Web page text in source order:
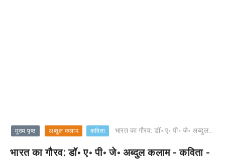
मुख्य पृष्ठ अब्दुल कलाम कविता भारत का गौरव: डॉ॰ ए॰ पी॰ जे॰ अब्दुल कलाम - कविता - राघवेंद्र सिंह
भारत का गौरव: डॉ॰ ए॰ पी॰ जे॰ अब्दुल कलाम - कविता -